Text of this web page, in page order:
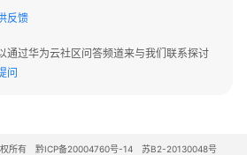
反馈
通过华为云社区问答频道来与我们联系探讨
问
所有 黔ICP备20004760号-14 苏B2-20130048号